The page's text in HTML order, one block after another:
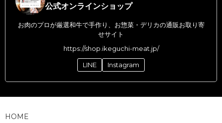
公式オンラインショップ
お肉のプロが厳選和牛で手作り、お惣菜・デリカの通販お取り寄
せサイト
https://shop.ikeguchi-meat.jp/
LINE Instagram
HOME